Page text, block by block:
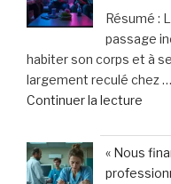
40
%
des
Résumé :
passage
habiter son corps et à
largement reculé chez …
Continuer la lecture
figée
« Nous